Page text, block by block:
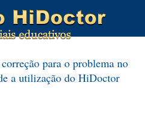
para o problema no
a utilização do HiDoctor